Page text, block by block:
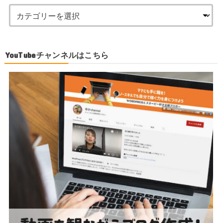
YouTubeチャンネルはこちら